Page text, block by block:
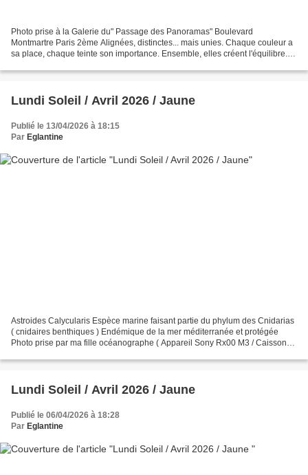
Photo prise à la Galerie du" Passage des Panoramas" Boulevard
Montmartre Paris 2ème Alignées, distinctes... mais unies. Chaque couleur a
sa place, chaque teinte son importance. Ensemble, elles créent l'équilibre. Il
Lundi Soleil / Avril 2026 / Jaune
Publié le 13/04/2026 à 18:15
Par Eglantine
Astroides Calycularis Espèce marine faisant partie du phylum des Cnidarias
( cnidaires benthiques ) Endémique de la mer méditerranée et protégée
Photo prise par ma fille océanographe ( Appareil Sony Rx00 M3 / Caisson
Lundi Soleil / Avril 2026 / Jaune
Publié le 06/04/2026 à 18:28
Par Eglantine